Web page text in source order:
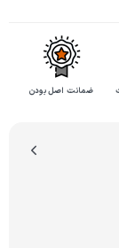
ضمانت اصل بودن